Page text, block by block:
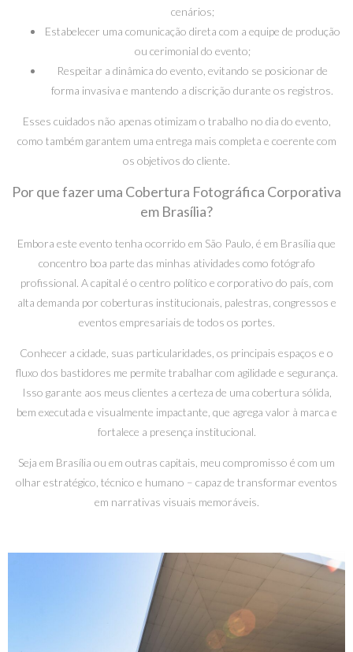
cenários;
Estabelecer uma comunicação direta com a equipe de produção
ou cerimonial do evento;
Respeitar a dinâmica do evento, evitando se posicionar de
forma invasiva e mantendo a discrição durante os registros.
Esses cuidados não apenas otimizam o trabalho no dia do evento,
como também garantem uma entrega mais completa e coerente com
os objetivos do cliente.
Por que fazer uma Cobertura Fotográfica Corporativa
em Brasília?
Embora este evento tenha ocorrido em São Paulo, é em Brasília que
concentro boa parte das minhas atividades como fotógrafo
profissional. A capital é o centro político e corporativo do país, com
alta demanda por coberturas institucionais, palestras, congressos e
eventos empresariais de todos os portes.
Conhecer a cidade, suas particularidades, os principais espaços e o
fluxo dos bastidores me permite trabalhar com agilidade e segurança.
Isso garante aos meus clientes a certeza de uma cobertura sólida,
bem executada e visualmente impactante, que agrega valor à marca e
fortalece a presença institucional.
Seja em Brasília ou em outras capitais, meu compromisso é com um
olhar estratégico, técnico e humano – capaz de transformar eventos
em narrativas visuais memoráveis.